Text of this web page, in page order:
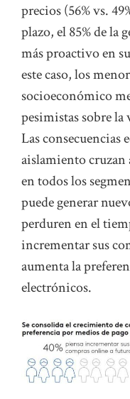
precios (56% vs.
plazo, el 85% de la
más proactivo en
este caso, los
socioeconómico
pesimistas sobre
Las consecuencias
aislamiento cruzan
en todos los
puede generar
perduren en el
incrementar sus
aumenta la
electrónicos.